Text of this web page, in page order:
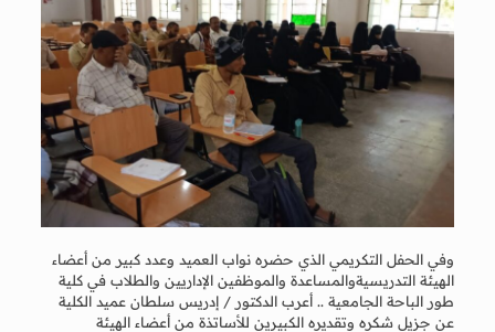
وفي الحفل التكريمي الذي حضره نواب العميد وعدد كبير من أعضاء
الهيئة التدريسيةوالمساعدة والموظفين الإداريين والطلاب في كلية
طور الباحة الجامعية .. أعرب الدكتور / إدريس سلطان عميد الكلية
عن جزيل شكره وتقديره الكبيرين للأساتذة من أعضاء الهيئة